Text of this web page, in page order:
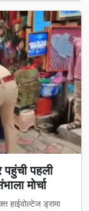
पहुंची पहली
मोर्चा
हाईवोल्टेज ड्रामा